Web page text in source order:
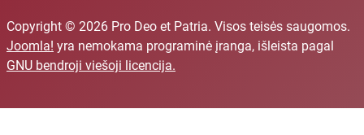
Copyright © 2026 Pro Deo et Patria. Visos teisės saugomos.
Joomla! yra nemokama programinė įranga, išleista pagal
GNU bendroji viešoji licencija.